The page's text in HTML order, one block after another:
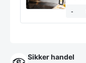
-
Sikker handel